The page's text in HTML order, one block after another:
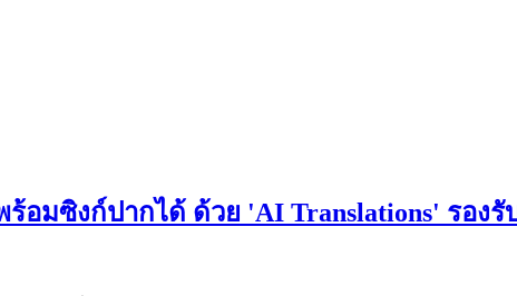
ร้อมซิงก์ปากได้ ด้วย 'AI Translations' รอง